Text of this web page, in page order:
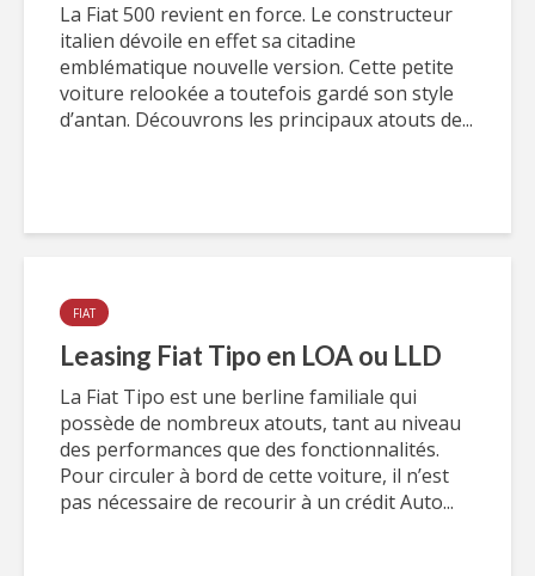
La Fiat 500 revient en force. Le constructeur
italien dévoile en effet sa citadine
emblématique nouvelle version. Cette petite
voiture relookée a toutefois gardé son style
d’antan. Découvrons les principaux atouts de...
FIAT
Leasing Fiat Tipo en LOA ou LLD
La Fiat Tipo est une berline familiale qui
possède de nombreux atouts, tant au niveau
des performances que des fonctionnalités.
Pour circuler à bord de cette voiture, il n’est
pas nécessaire de recourir à un crédit Auto...